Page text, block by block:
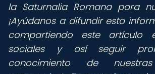
la Saturnalia Romana para
¡Ayúdanos a difundir esta
compartiendo este artículo
sociales y así seguir
conocimiento de